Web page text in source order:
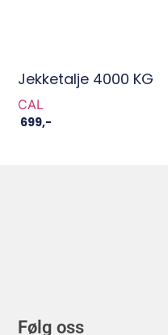
Jekketalje 4000 KG
CAL
699,-
Følg oss